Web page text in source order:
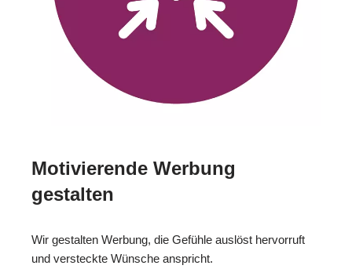
Motivierende Werbung
gestalten
Wir gestalten Werbung, die Gefühle auslöst hervorruft
und versteckte Wünsche anspricht.